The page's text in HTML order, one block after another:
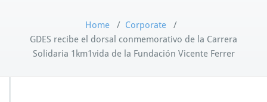
Home / Corporate /
GDES recibe el dorsal conmemorativo de la Carrera
Solidaria 1km1vida de la Fundación Vicente Ferrer